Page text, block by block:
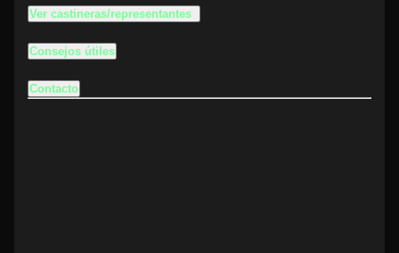
Ver castineras/representantes
Consejos útiles
Contacto